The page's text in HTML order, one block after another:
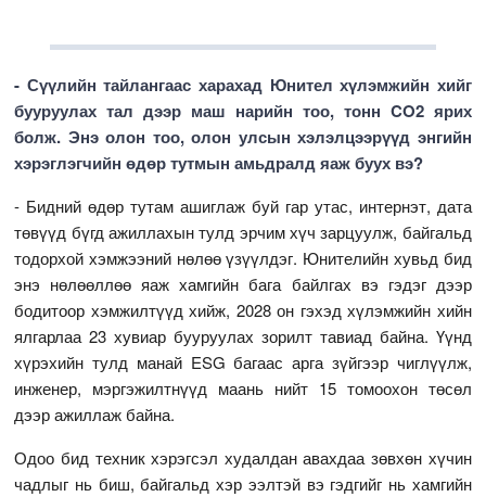
- Сүүлийн тайлангаас харахад Юнител хүлэмжийн хийг
бууруулах тал дээр маш нарийн тоо, тонн CO2 ярих
болж. Энэ олон тоо, олон улсын хэлэлцээрүүд энгийн
хэрэглэгчийн өдөр тутмын амьдралд яаж буух вэ?
- Бидний өдөр тутам ашиглаж буй гар утас, интернэт, дата
төвүүд бүгд ажиллахын тулд эрчим хүч зарцуулж, байгальд
тодорхой хэмжээний нөлөө үзүүлдэг. Юнителийн хувьд бид
энэ нөлөөллөө яаж хамгийн бага байлгах вэ гэдэг дээр
бодитоор хэмжилтүүд хийж, 2028 он гэхэд хүлэмжийн хийн
ялгарлаа 23 хувиар бууруулах зорилт тавиад байна. Үүнд
хүрэхийн тулд манай ESG багаас арга зүйгээр чиглүүлж,
инженер, мэргэжилтнүүд маань нийт 15 томоохон төсөл
дээр ажиллаж байна.
Одоо бид техник хэрэгсэл худалдан авахдаа зөвхөн хүчин
чадлыг нь биш, байгальд хэр ээлтэй вэ гэдгийг нь хамгийн